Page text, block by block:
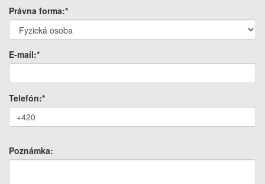
Právna forma:*
E-mail:*
Telefón:*
Poznámka: